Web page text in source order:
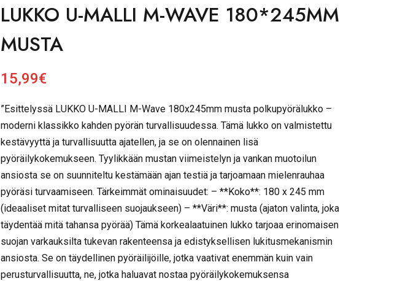
LUKKO U-MALLI M-WAVE 180*245MM
MUSTA
15,99€
”Esittelyssä LUKKO U-MALLI M-Wave 180x245mm musta polkupyörälukko –
moderni klassikko kahden pyörän turvallisuudessa. Tämä lukko on valmistettu
kestävyyttä ja turvallisuutta ajatellen, ja se on olennainen lisä
pyöräilykokemukseen. Tyylikkään mustan viimeistelyn ja vankan muotoilun
ansiosta se on suunniteltu kestämään ajan testiä ja tarjoamaan mielenrauhaa
pyöräsi turvaamiseen. Tärkeimmät ominaisuudet: – **Koko**: 180 x 245 mm
(ideaaliset mitat turvalliseen suojaukseen) – **Väri**: musta (ajaton valinta, joka
täydentää mitä tahansa pyörää) Tämä korkealaatuinen lukko tarjoaa erinomaisen
suojan varkauksilta tukevan rakenteensa ja edistyksellisen lukitusmekanismin
ansiosta. Se on täydellinen pyöräilijöille, jotka vaativat enemmän kuin vain
perusturvallisuutta, ne, jotka haluavat nostaa pyöräilykokemuksensa